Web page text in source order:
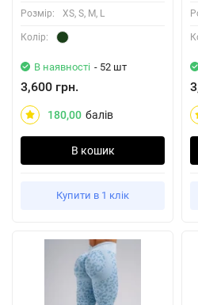
Розмiр: XS, S, M, L
Колiр:
В наявності - 52 шт
3,600 грн.
180,00 балів
В кошик
Купити в 1 клік